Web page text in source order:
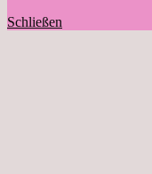
Schließen